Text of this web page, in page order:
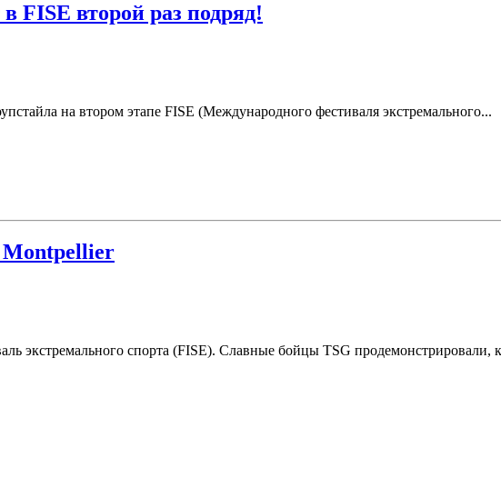
FISE второй раз подряд!
на втором этапе FISE (Международного фестиваля экстремального...
Montpellier
экстремального спорта (FISE). Славные бойцы TSG продемонстрировали,